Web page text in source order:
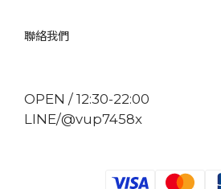
聯絡我們
OPEN / 12:30-22:00
LINE/@vup7458x